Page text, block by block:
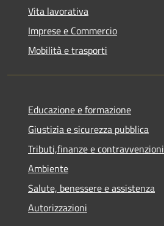
Vita lavorativa
Imprese e Commercio
Mobilità e trasporti
Educazione e formazione
Giustizia e sicurezza pubblica
Tributi,finanze e contravvenzioni
Ambiente
Salute, benessere e assistenza
Autorizzazioni